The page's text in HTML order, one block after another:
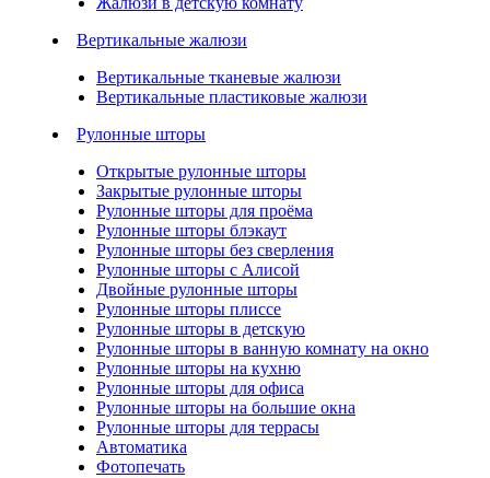
Вертикальные жалюзи
Вертикальные тканевые жалюзи
Вертикальные пластиковые жалюзи
Рулонные шторы
Открытые рулонные шторы
Закрытые рулонные шторы
Рулонные шторы для проёма
Рулонные шторы блэкаут
Рулонные шторы без сверления
Рулонные шторы с Алисой
Двойные рулонные шторы
Рулонные шторы плиссе
Рулонные шторы в детскую
Рулонные шторы в ванную комнату на окно
Рулонные шторы на кухню
Рулонные шторы для офиса
Рулонные шторы на большие окна
Рулонные шторы для террасы
Автоматика
Фотопечать